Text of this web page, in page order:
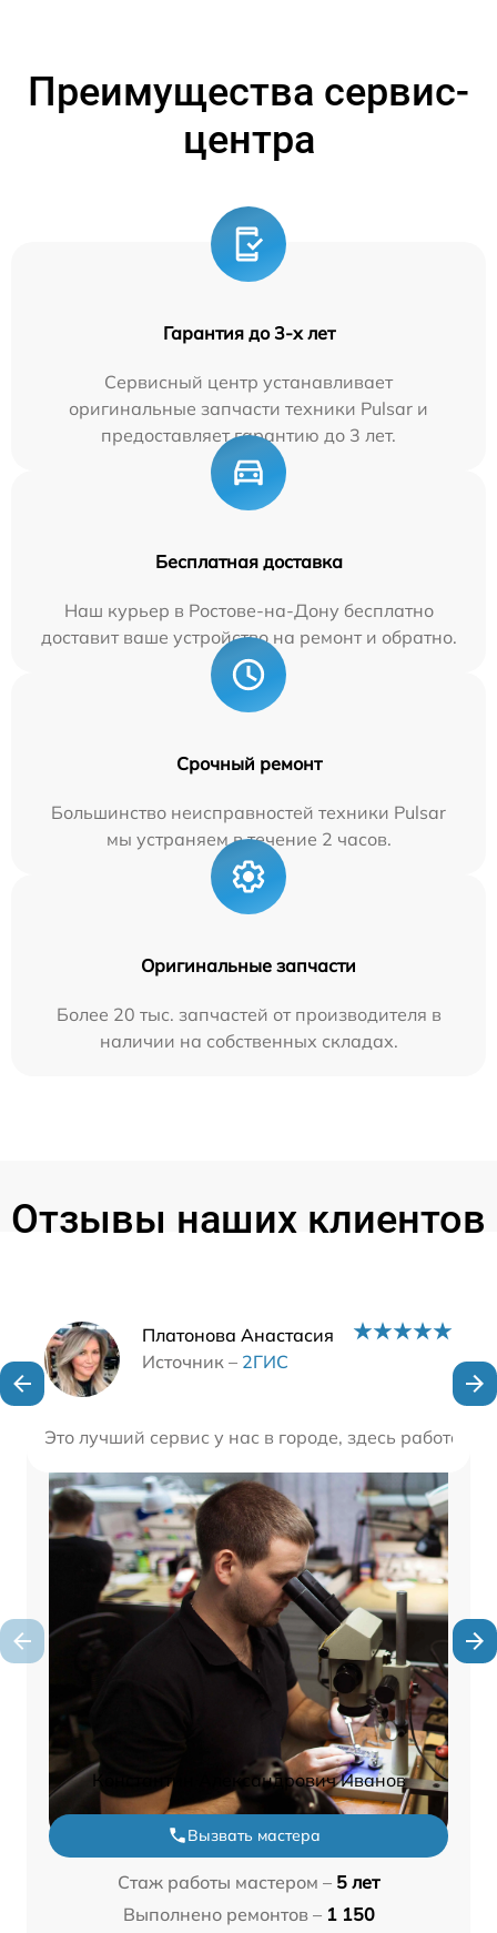
Преимущества сервис-
центра
Гарантия до 3-х лет
Сервисный центр устанавливает
оригинальные запчасти техники Pulsar и
предоставляет гарантию до 3 лет.
Бесплатная доставка
Наш курьер в Ростове-на-Дону бесплатно
доставит ваше устройство на ремонт и обратно.
Срочный ремонт
Большинство неисправностей техники Pulsar
мы устраняем в течение 2 часов.
Оригинальные запчасти
Более 20 тыс. запчастей от производителя в
наличии на собственных складах.
Отзывы наших клиентов
Платонова Анастасия
Источник – 2ГИС
Это лучший сервис у нас в городе, здесь
Наши мастера
Константин Александрович Иванов
Вызвать мастера
Стаж работы мастером – 5 лет
Выполнено ремонтов – 1 150